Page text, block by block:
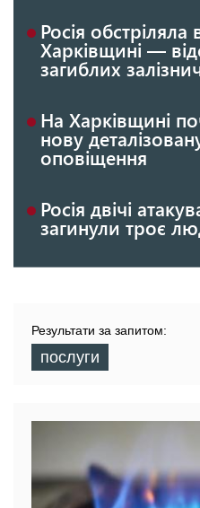
Росія обстріляла
Харківщині —
загиблих
На Харківщині
нову
оповіщення
Росія двічі
загинули троє
Результати за запитом:
послуги